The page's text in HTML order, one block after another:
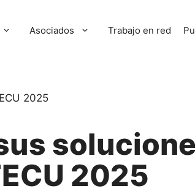
Asociados Trabajo en red
2025